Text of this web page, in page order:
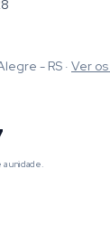
- RS · Ver os
a unidade.